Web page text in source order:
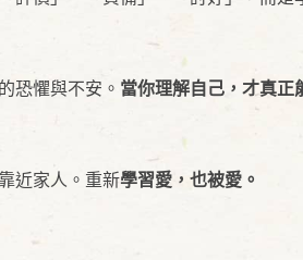
恐懼與不安。 當你理解自己，才真正
近家人。重新學習愛，也被愛。